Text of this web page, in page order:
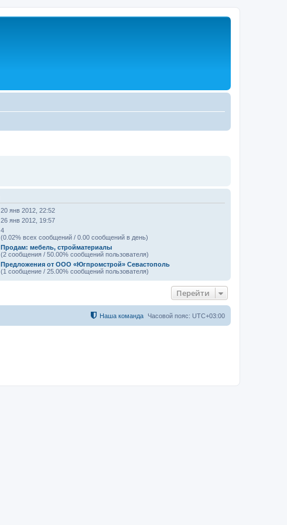
20 янв 2012, 22:52
26 янв 2012, 19:57
4
(0.02% всех сообщений / 0.00 сообщений в день)
Продам: мебель, стройматериалы
(2 сообщения / 50.00% сообщений пользователя)
Предложения от ООО «Югпромстрой» Севастополь
(1 сообщение / 25.00% сообщений пользователя)
Перейти
Часовой пояс: UTC+03:00
Наша команда